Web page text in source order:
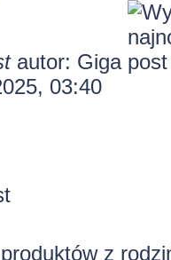
autor: Giga
03:40
z